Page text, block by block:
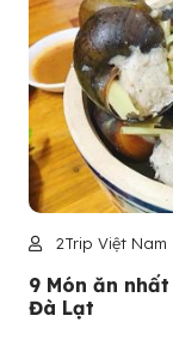
2Trip Việt Nam
9 Món ăn
Đà Lạt